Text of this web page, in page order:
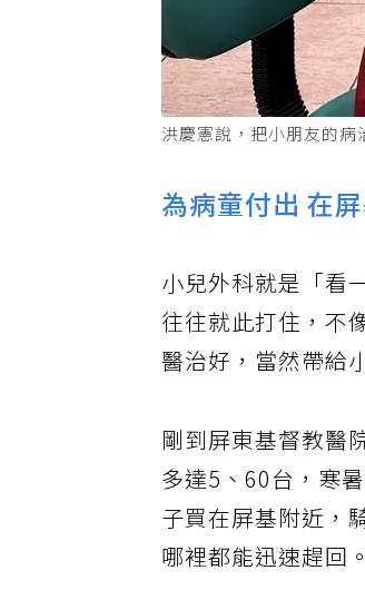
為病童付出 在
小兒外科就是「看
往往就此打住，不
醫治好，當然帶給
剛到屏東基督教醫
多達5、60台，寒
子買在屏基附近，
哪裡都能迅速趕回。